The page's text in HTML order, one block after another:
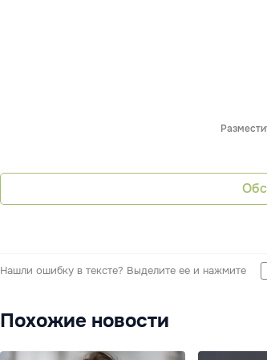
Нашли ошибку в тексте? Выделите ее и нажмите
Похожие новости